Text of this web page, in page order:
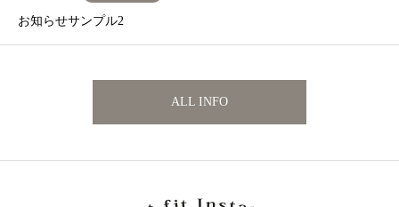
お知らせサンプル2
ALL INFO